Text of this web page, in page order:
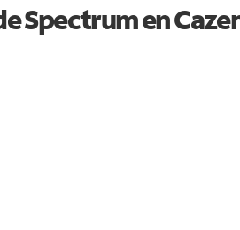
Spectrum en